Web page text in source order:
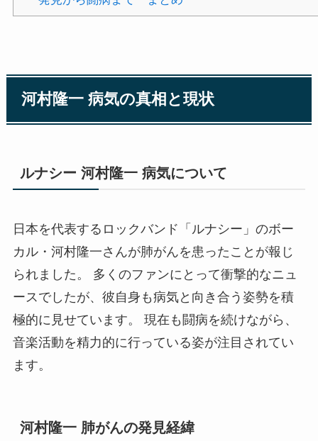
河村隆一 病気の真相と現状
ルナシー 河村隆一 病気について
日本を代表するロックバンド「ルナシー」のボー
カル・河村隆一さんが肺がんを患ったことが報じ
られました。 多くのファンにとって衝撃的なニュ
ースでしたが、彼自身も病気と向き合う姿勢を積
極的に見せています。 現在も闘病を続けながら、
音楽活動を精力的に行っている姿が注目されてい
ます。
河村隆一 肺がんの発見経緯